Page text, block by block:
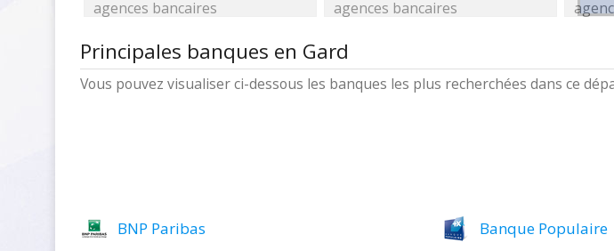
agences bancaires
agences bancaires
Principales banques en Gard
Vous pouvez visualiser ci-dessous les banques les plus recherchées dans ce
BNP Paribas Banque Populaire